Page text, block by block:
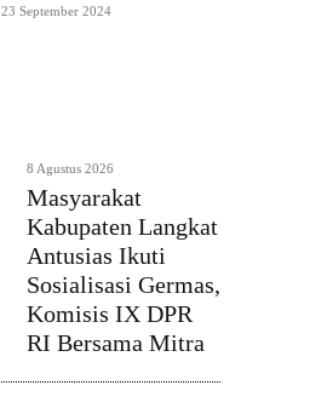
23 September 2024
8 Agustus 2026
Masyarakat
Kabupaten Langkat
Antusias Ikuti
Sosialisasi Germas,
Komisis IX DPR
RI Bersama Mitra